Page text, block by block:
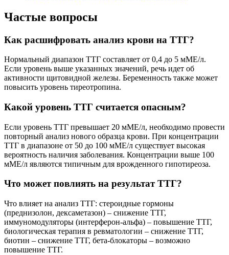
Частые вопросы
Как расшифровать анализ крови на ТТГ?
Нормальный диапазон ТТГ составляет от 0,4 до 5 мМЕ/л.
Если уровень выше указанных значений, речь идет об
активности щитовидной железы. Беременность также может
повысить уровень тиреотропина.
Какой уровень ТТГ считается опасным?
Если уровень ТТГ превышает 20 мМЕ/л, необходимо провести
повторный анализ нового образца крови. При концентрации
ТТГ в диапазоне от 50 до 100 мМЕ/л существует высокая
вероятность наличия заболевания. Концентрации выше 100
мМЕ/л являются типичным для врожденного гипотиреоза.
Что может повлиять на результат ТТГ?
Что влияет на анализ ТТГ: стероидные гормоны
(преднизолон, дексаметазон) – снижение ТТГ,
иммуномодуляторы (интерферон-альфа) – повышение ТТГ,
биологическая терапия в ревматологии – снижение ТТГ,
биотин – снижение ТТГ, бета-блокаторы – возможно
повышение ТТГ.